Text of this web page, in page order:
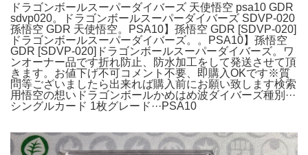
ドラゴンボールスーパーダイバーズ 天使悟空 psa10 GDR
sdvp020。ドラゴンボールスーパーダイバーズ SDVP-020
孫悟空 GDR 天使悟空。PSA10】孫悟空 GDR [SDVP-020]
ドラゴンボールスーパーダイバーズ。。PSA10】孫悟空
GDR [SDVP-020]ドラゴンボールスーパーダイバーズ。ワ
ンオーナー品です折れ防止、防水加工をして発送させて頂
きます。お値下げ不可コメント不要、即購入OKです※質
問等ございましたら出来れば購入前にお願い致します検索
用悟空の想いドラゴンボールかめはめ波ダイバーズ種別···
シングルカード 1枚グレード···PSA10